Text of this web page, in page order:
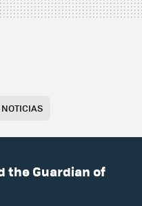
the Guardian of